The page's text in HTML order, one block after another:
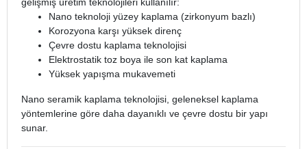
Nano teknoloji yüzey kaplama (zirkonyum bazlı)
Korozyona karşı yüksek direnç
Çevre dostu kaplama teknolojisi
Elektrostatik toz boya ile son kat kaplama
Yüksek yapışma mukavemeti
Nano seramik kaplama teknolojisi, geleneksel kaplama
yöntemlerine göre daha dayanıklı ve çevre dostu bir yapı
sunar.